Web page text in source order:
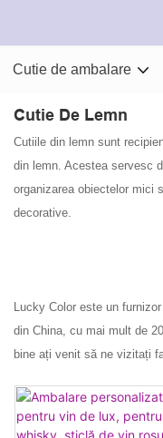
Cutie de ambalare
Cutie De Lemn
Cutiile din lemn sunt
din lemn. Acestea servesc
organizarea obiectelor mici
decorative.
Lucky Color este un
din China, cu mai mult de
bine ați venit să ne vizitați